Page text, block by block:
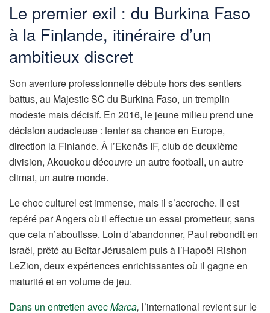
Le premier exil : du Burkina Faso
à la Finlande, itinéraire d’un
ambitieux discret
Son aventure professionnelle débute hors des sentiers
battus, au Majestic SC du Burkina Faso, un tremplin
modeste mais décisif. En 2016, le jeune milieu prend une
décision audacieuse : tenter sa chance en Europe,
direction la Finlande. À l’Ekenäs IF, club de deuxième
division, Akouokou découvre un autre football, un autre
climat, un autre monde.
Le choc culturel est immense, mais il s’accroche. Il est
repéré par Angers où il effectue un essai prometteur, sans
que cela n’aboutisse. Loin d’abandonner, Paul rebondit en
Israël, prêté au Beitar Jérusalem puis à l’Hapoël Rishon
LeZion, deux expériences enrichissantes où il gagne en
maturité et en volume de jeu.
Dans un entretien avecMarca, l’international revient sur le